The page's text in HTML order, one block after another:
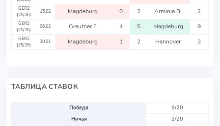
GER2
(25/26)
15.02 Magdeburg 0 2 Arminia Bi 2
GER2
(25/26)
06.02 Greuther F 4 5 Magdeburg 9
GER2
(25/26)
30.01 Magdeburg 1 2 Hannover 3
ТАБЛИЦА СТАВОК
Победа
9/20
Ничья
2/20